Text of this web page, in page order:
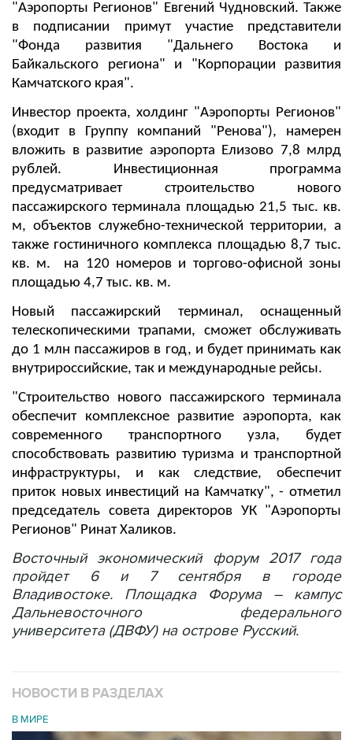
"Аэропорты Регионов" Евгений Чудновский. Также
в подписании примут участие представители
"Фонда развития "Дальнего Востока и
Байкальского региона" и "Корпорации развития
Камчатского края".
Инвестор проекта, холдинг "Аэропорты Регионов"
(входит в Группу компаний "Ренова"), намерен
вложить в развитие аэропорта Елизово 7,8 млрд
рублей. Инвестиционная программа
предусматривает строительство нового
пассажирского терминала площадью 21,5 тыс. кв.
м, объектов служебно-технической территории, а
также гостиничного комплекса площадью 8,7 тыс.
кв. м.
на 120 номеров и торгово-офисной зоны
площадью 4,7 тыс. кв. м.
Новый пассажирский терминал, оснащенный
телескопическими трапами, сможет обслуживать
до 1 млн пассажиров в год, и будет принимать как
внутрироссийские, так и международные рейсы.
"Строительство нового пассажирского терминала
обеспечит комплексное развитие аэропорта, как
современного транспортного узла, будет
способствовать развитию туризма и транспортной
инфраструктуры, и как следствие, обеспечит
приток новых инвестиций на Камчатку", - отметил
председатель совета директоров УК "Аэропорты
Регионов" Ринат Халиков.
Восточный экономический форум 2017 года
пройдет 6 и 7 сентября в городе
Владивостоке. Площадка Форума – кампус
Дальневосточного федерального
университета (ДВФУ) на острове Русский.
НОВОСТИ В РАЗДЕЛАХ
В МИРЕ